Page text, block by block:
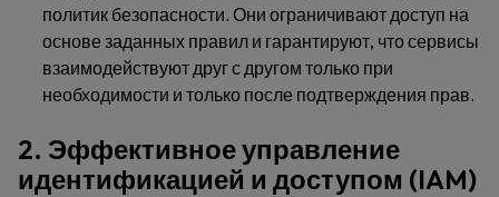
политик безопасности. Они ограничивают доступ на
основе заданных правил и гарантируют, что сервисы
взаимодействуют друг с другом только при
необходимости и только после подтверждения прав.
2. Эффективное управление
идентификацией и доступом (IAM)